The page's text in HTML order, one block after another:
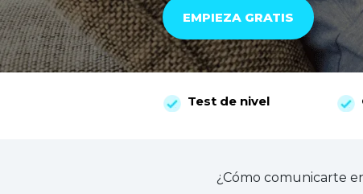
EMPIEZA GRATIS
Test de nivel
¿Cómo comunicarte